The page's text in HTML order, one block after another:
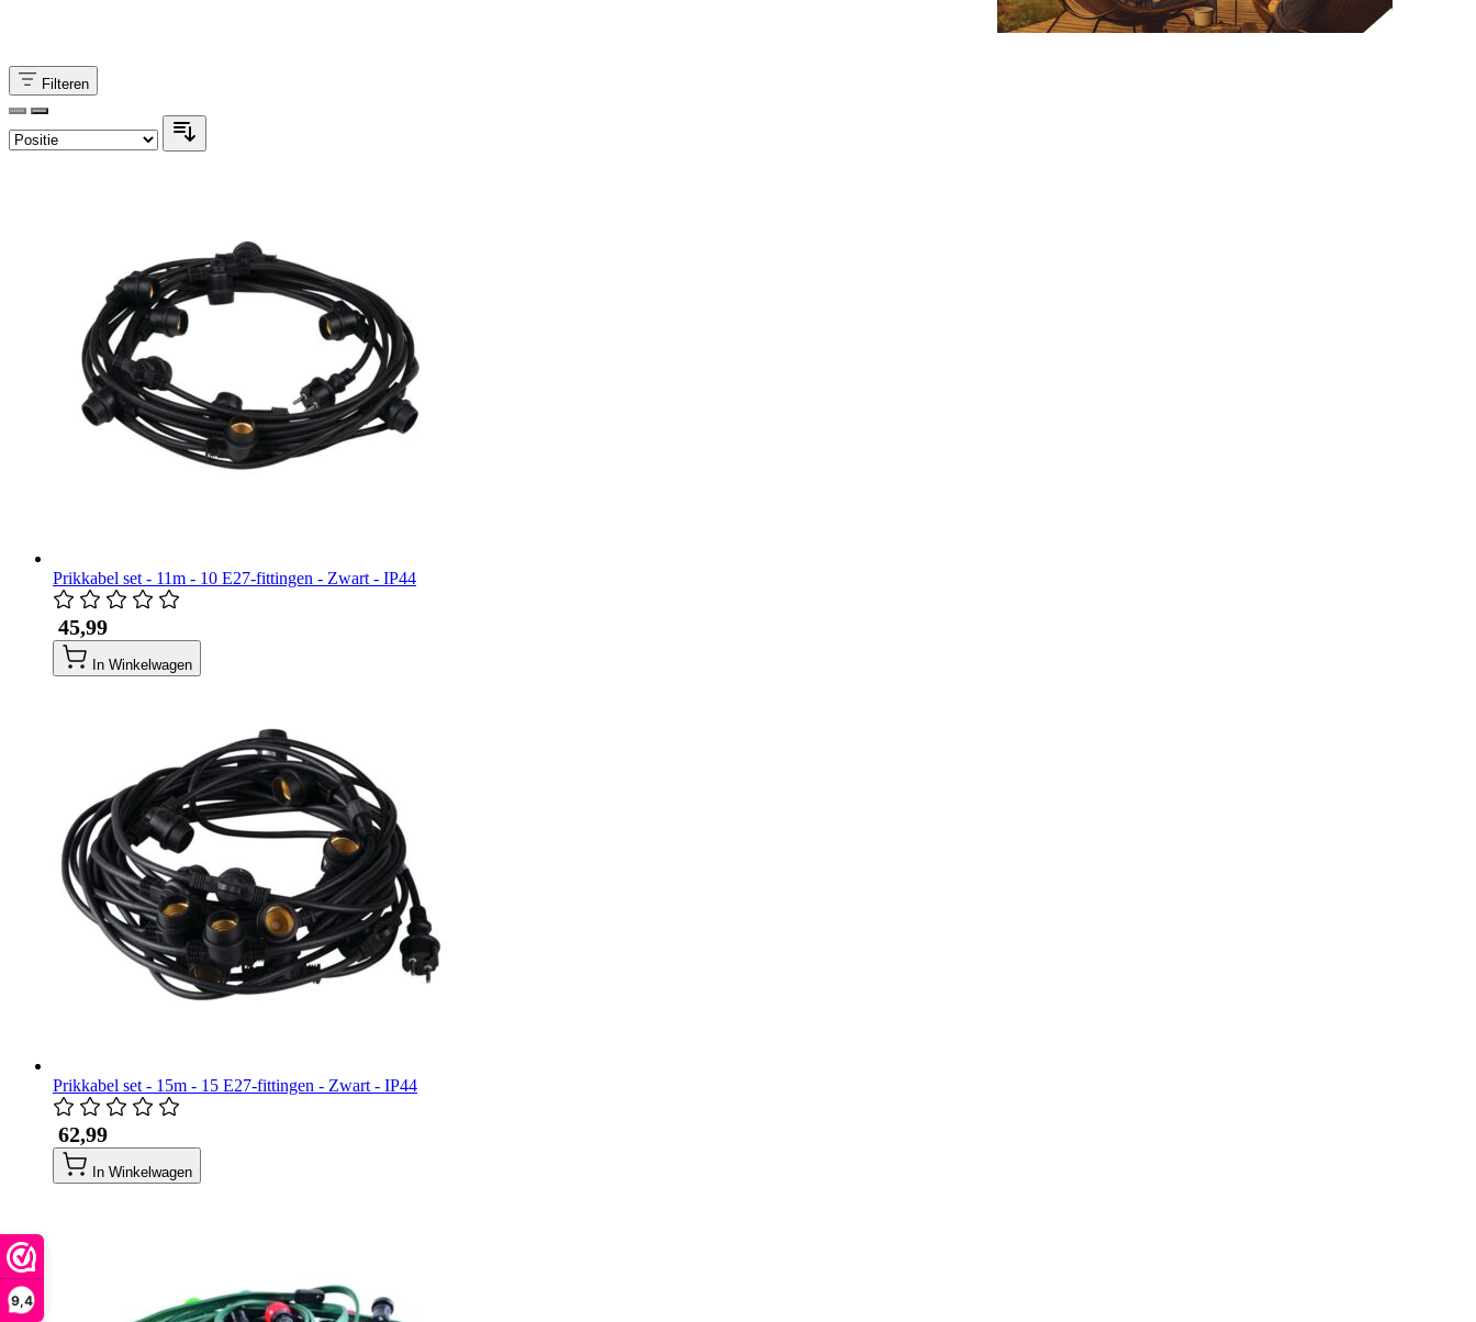
9,4
Filteren
Prikkabel set - 11m - 10 E27-fittingen - Zwart - IP44
​ 45,99
In Winkelwagen
Prikkabel set - 15m - 15 E27-fittingen - Zwart - IP44
​ 62,99
In Winkelwagen